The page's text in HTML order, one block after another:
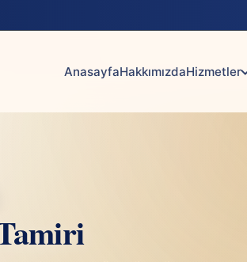
AnasayfaHakkımızdaHizmetler